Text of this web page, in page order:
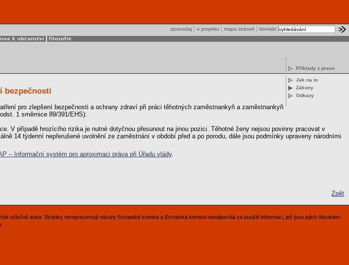
kontakt
mapa stránek
o projektu
zpravodaj
Příklady z praxe
Jak na to
Zákony
Odkazy
bezpečnosti
pro zlepšení bezpečnosti a ochrany zdraví při práci těhotných zaměstnankyň a zaměstnankyň
1 směrnice 89/391/EHS):
V případě hrozícího rizika je nutné dotyčnou přesunout na jinou pozici. Těhotné ženy nejsou povinny pracovat v
14 týdenní nepřerušené uvolnění ze zaměstnání v období před a po porodu, dále jsou podmínky upraveny národními
– Informační systém pro aproximaci práva při Úřadu vlády.
Zpět
výlučně autor. Stránky nereprezentují názory Evropské komise a Evropská komise neodpovídá za použití informací, jež jsou jejich obsahem.